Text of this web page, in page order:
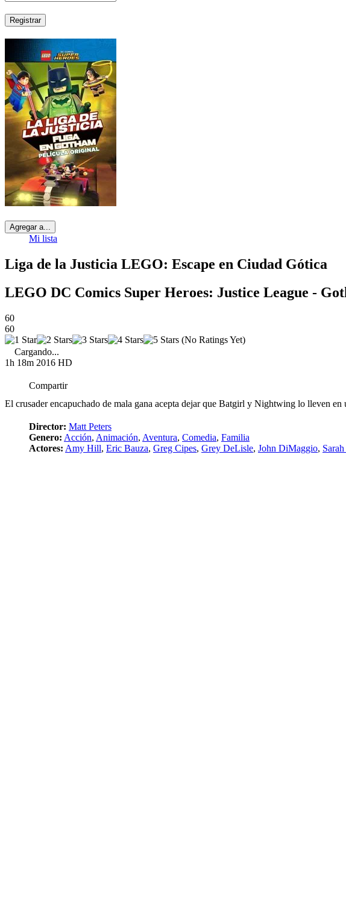
Registrar
Agregar a...
Mi lista
Liga de la Justicia LEGO: Escape en Ciudad Gótica
LEGO DC Comics Super Heroes: Justice League -
60
60
(No Ratings Yet)
Cargando...
1h 18m 2016 HD
Compartir
El crusader encapuchado de mala gana acepta dejar que Batgirl y Nightwing lo lleven
Director: Matt Peters
Genero: Acción, Animación, Aventura, Comedia, Familia
Actores: Amy Hill, Eric Bauza, Greg Cipes, Grey DeLisle, John DiMaggio,